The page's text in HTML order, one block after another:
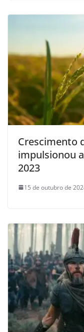
Crescimento
impulsionou
2023
15 de outubro de